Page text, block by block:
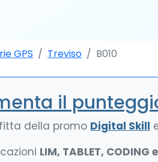
GPS Treviso B010
il
della promo Digital Skill
LIM, TABLET, CODING